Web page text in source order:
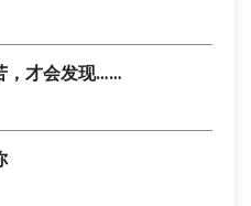
，才会发现……